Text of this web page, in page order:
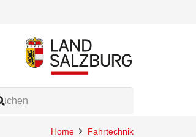
Home Fahrtechnik